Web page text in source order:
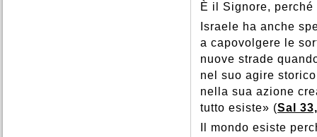
È il Signore,
Israele ha anche
a capovolgere le
nuove strade
nel suo agire
nella sua azione
tutto esiste» (Sal
Il mondo esiste